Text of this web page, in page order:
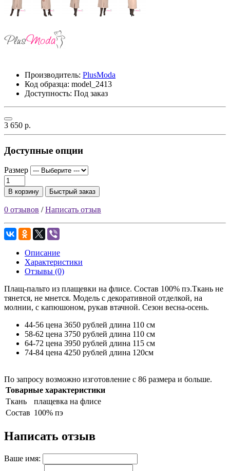
Производитель: PlusModa
Код образца: model_2413
Доступность: Под заказ
3 650 р.
Доступные опции
Размер
В корзину Быстрый заказ
0 отзывов /Написать отзыв
Описание
Характеристики
Отзывы (0)
Плащ-пальто из плащевки на флисе. Состав 100% пэ.Ткань не
тянется, не мнется. Модель с декоративной отделкой, на
молнии, с капюшоном, рукав втачной. Сезон весна-осень.
44-56 цена 3650 рублей длина 110 см
58-62 цена 3750 рублей длина 110 см
64-72 цена 3950 рублей длина 115 см
74-84 цена 4250 рублей длина 120см
По запросу возможно изготовление с 86 размера и больше.
Товарные характеристики
Ткань
плащевка на флисе
Состав 100% пэ
Написать отзыв
Ваше имя: